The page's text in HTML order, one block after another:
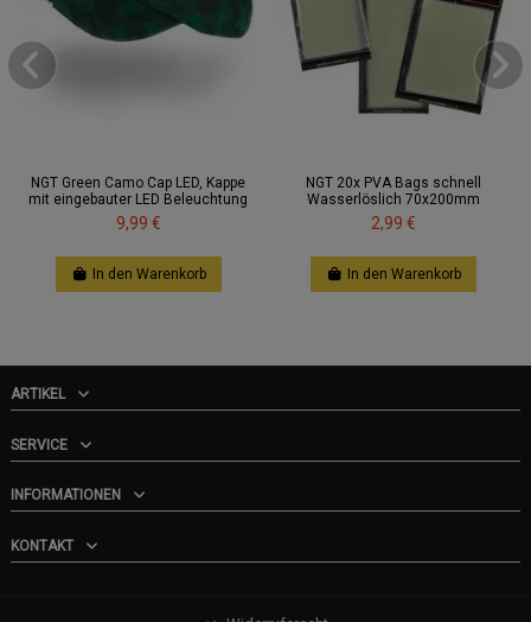
NGT Green Camo Cap LED, Kappe
mit eingebauter LED Beleuchtung
9,99 €
In den Warenkorb
NGT 20x PVA Bags schnell
Wasserlöslich 70x200mm
2,99 €
In den Warenkorb
ARTIKEL
SERVICE
INFORMATIONEN
KONTAKT